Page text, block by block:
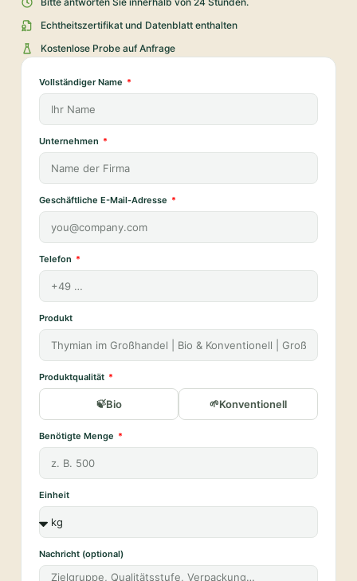
Echtheitszertifikat und Datenblatt enthalten
Kostenlose Probe auf Anfrage
Vollständiger Name
Unternehmen
Geschäftliche E-Mail-Adresse
Telefon
Produkt
Produktqualität
Bio Konventionell
Benötigte Menge
Einheit
Nachricht (optional)